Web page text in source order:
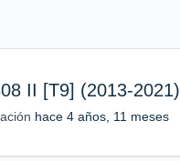
II [T9] (2013-2021)
hace 4 años, 11 meses